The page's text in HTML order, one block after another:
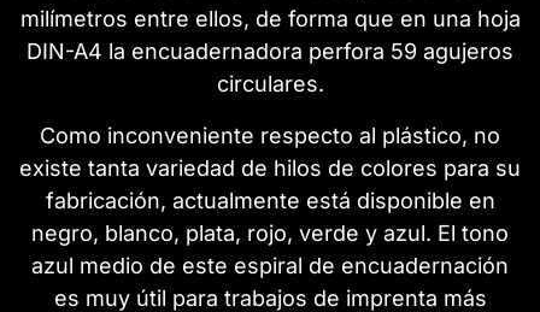
milímetros entre ellos, de forma que en una hoja
DIN-A4 la encuadernadora perfora 59 agujeros
circulares.
Como inconveniente respecto al plástico, no
existe tanta variedad de hilos de colores para su
fabricación, actualmente está disponible en
negro, blanco, plata, rojo, verde y azul. El tono
azul medio de este espiral de encuadernación
es muy útil para trabajos de imprenta más